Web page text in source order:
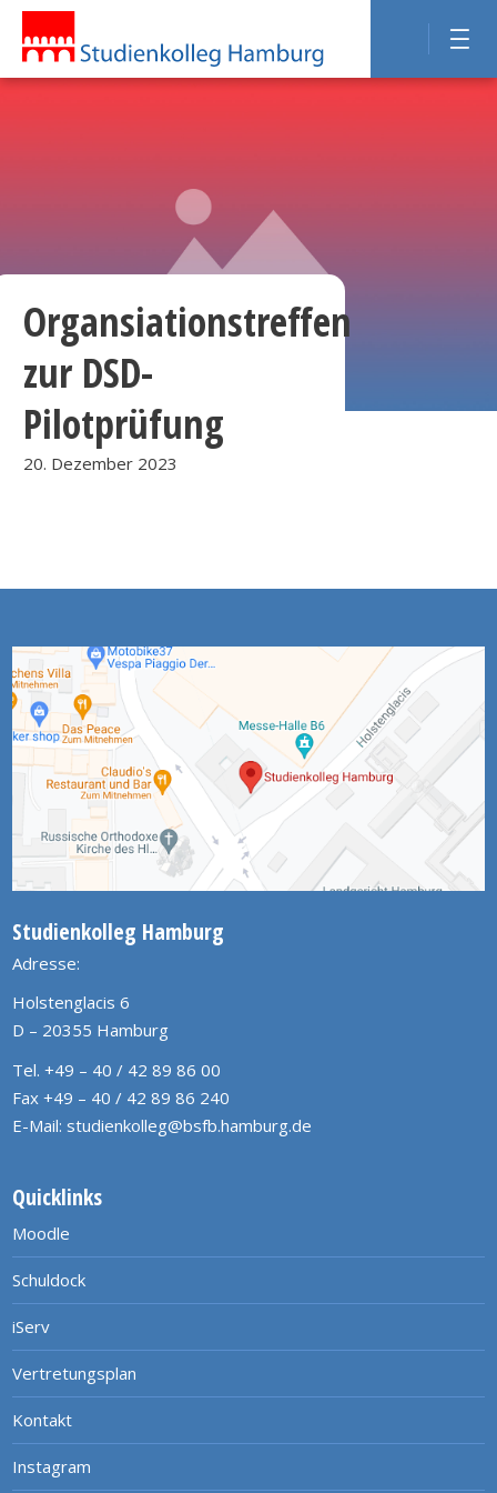
Organsiationstreffen
zur DSD-
Pilotprüfung
20. Dezember 2023
Studienkolleg Hamburg
Adresse:
Holstenglacis 6
D – 20355 Hamburg
Tel. +49 – 40 / 42 89 86 00
Fax +49 – 40 / 42 89 86 240
E-Mail: studienkolleg@bsfb.hamburg.de
Quicklinks
Moodle
Schuldock
iServ
Vertretungsplan
Kontakt
Instagram